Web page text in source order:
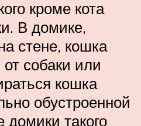
кроме кота
В домике,
стене, кошка
собаки или
кошка
обустроенной
домики такого